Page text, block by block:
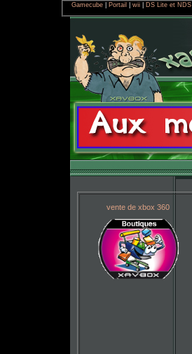
Gamecube Portail wii DS Lite et NDS
vente de xbox 360